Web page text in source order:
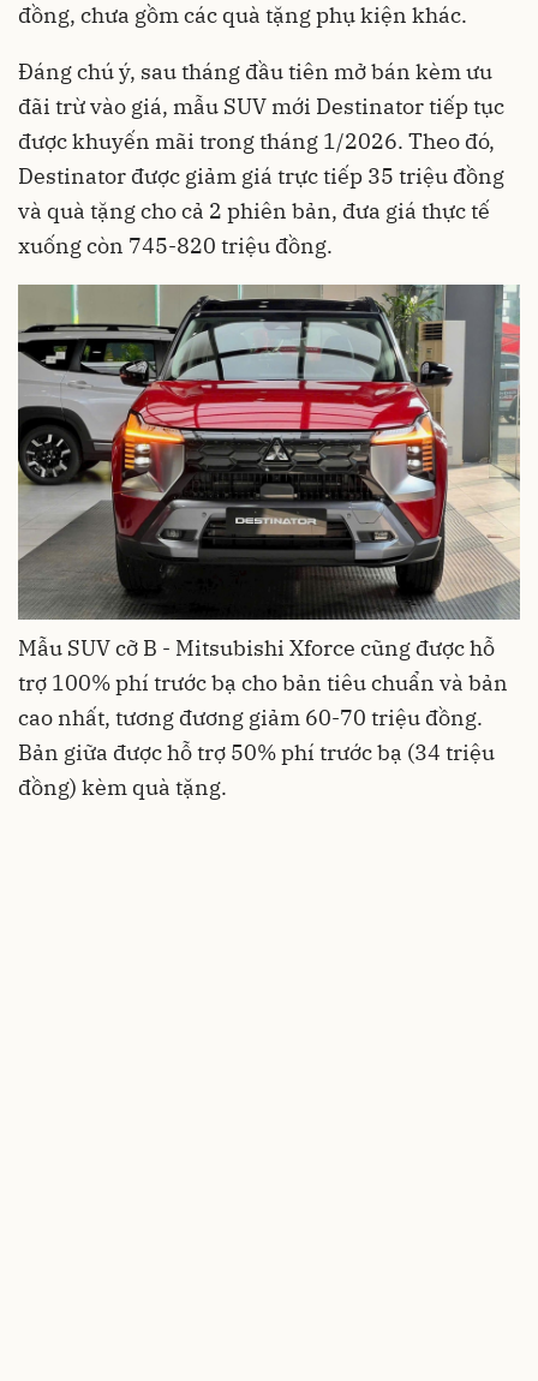
đồng, chưa gồm các quà tặng phụ kiện khác.
Đáng chú ý, sau tháng đầu tiên mở bán kèm ưu
đãi trừ vào giá, mẫu SUV mới Destinator tiếp tục
được khuyến mãi trong tháng 1/2026. Theo đó,
Destinator được giảm giá trực tiếp 35 triệu đồng
và quà tặng cho cả 2 phiên bản, đưa giá thực tế
xuống còn 745-820 triệu đồng.
Mẫu SUV cỡ B - Mitsubishi Xforce cũng được hỗ
trợ 100% phí trước bạ cho bản tiêu chuẩn và bản
cao nhất, tương đương giảm 60-70 triệu đồng.
Bản giữa được hỗ trợ 50% phí trước bạ (34 triệu
đồng) kèm quà tặng.